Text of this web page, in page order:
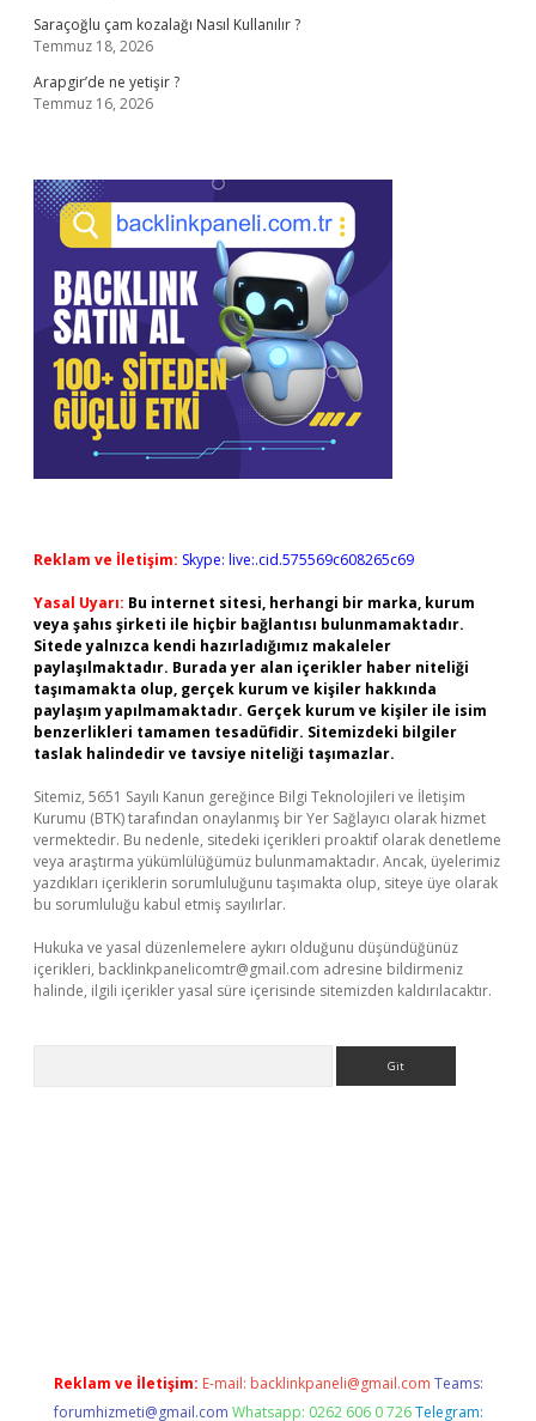
Saraçoğlu çam kozalağı Nasıl Kullanılır ?
Temmuz 18, 2026
Arapgir’de ne yetişir ?
Temmuz 16, 2026
Reklam ve İletişim: Skype: live:.cid.575569c608265c69
Yasal Uyarı: Bu internet sitesi, herhangi bir marka, kurum
veya şahıs şirketi ile hiçbir bağlantısı bulunmamaktadır.
Sitede yalnızca kendi hazırladığımız makaleler
paylaşılmaktadır. Burada yer alan içerikler haber niteliği
taşımamakta olup, gerçek kurum ve kişiler hakkında
paylaşım yapılmamaktadır. Gerçek kurum ve kişiler ile isim
benzerlikleri tamamen tesadüfidir. Sitemizdeki bilgiler
taslak halindedir ve tavsiye niteliği taşımazlar.
Sitemiz, 5651 Sayılı Kanun gereğince Bilgi Teknolojileri ve İletişim
Kurumu (BTK) tarafından onaylanmış bir Yer Sağlayıcı olarak hizmet
vermektedir. Bu nedenle, sitedeki içerikleri proaktif olarak denetleme
veya araştırma yükümlülüğümüz bulunmamaktadır. Ancak, üyelerimiz
yazdıkları içeriklerin sorumluluğunu taşımakta olup, siteye üye olarak
bu sorumluluğu kabul etmiş sayılırlar.
Hukuka ve yasal düzenlemelere aykırı olduğunu düşündüğünüz
içerikleri, backlinkpanelicomtr@gmail.com adresine bildirmeniz
halinde, ilgili içerikler yasal süre içerisinde sitemizden kaldırılacaktır.
Reklam ve İletişim: E-mail: backlinkpaneli@gmail.com Teams:
forumhizmeti@gmail.com Whatsapp: 0262 606 0 726 Telegram: